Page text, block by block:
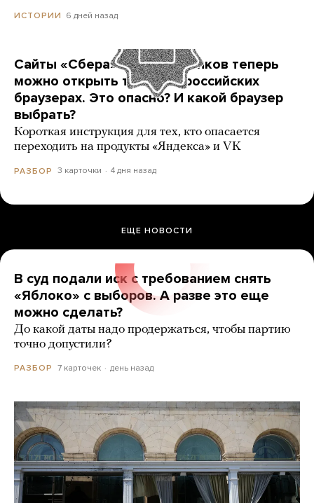
ИСТОРИИ 6 дней назад
Сайты «Сбера» и других банков теперь
можно открыть только в российских
браузерах. Это опасно? И какой браузер
выбрать?
Короткая инструкция для тех, кто опасается
переходить на продукты «Яндекса» и VK
РАЗБОР 3 карточки 4 дня назад
ЕЩЕ НОВОСТИ
В суд подали иск с требованием снять
«Яблоко» с выборов. А разве это еще
можно сделать?
До какой даты надо продержаться, чтобы партию
точно допустили?
РАЗБОР 7 карточек день назад